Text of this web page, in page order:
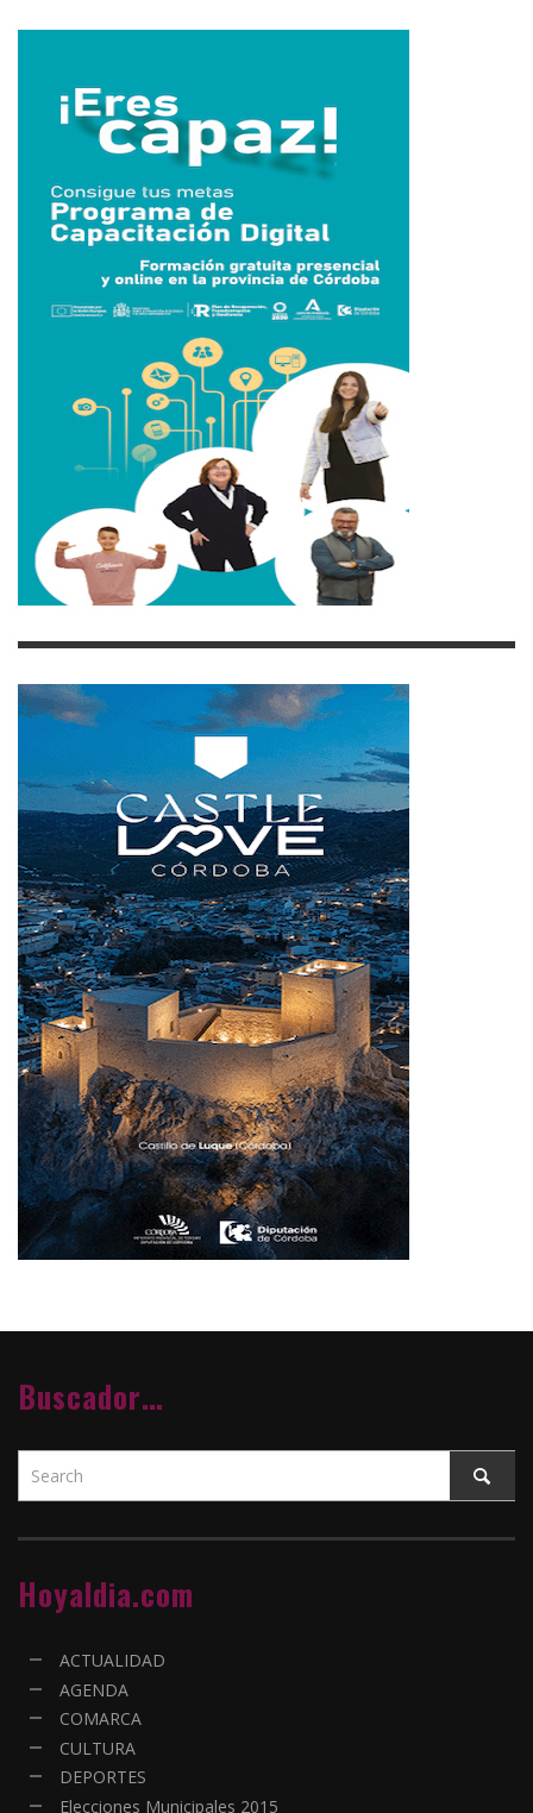
Buscador…
Hoyaldia.com
ACTUALIDAD
AGENDA
COMARCA
CULTURA
DEPORTES
Elecciones Municipales 2015